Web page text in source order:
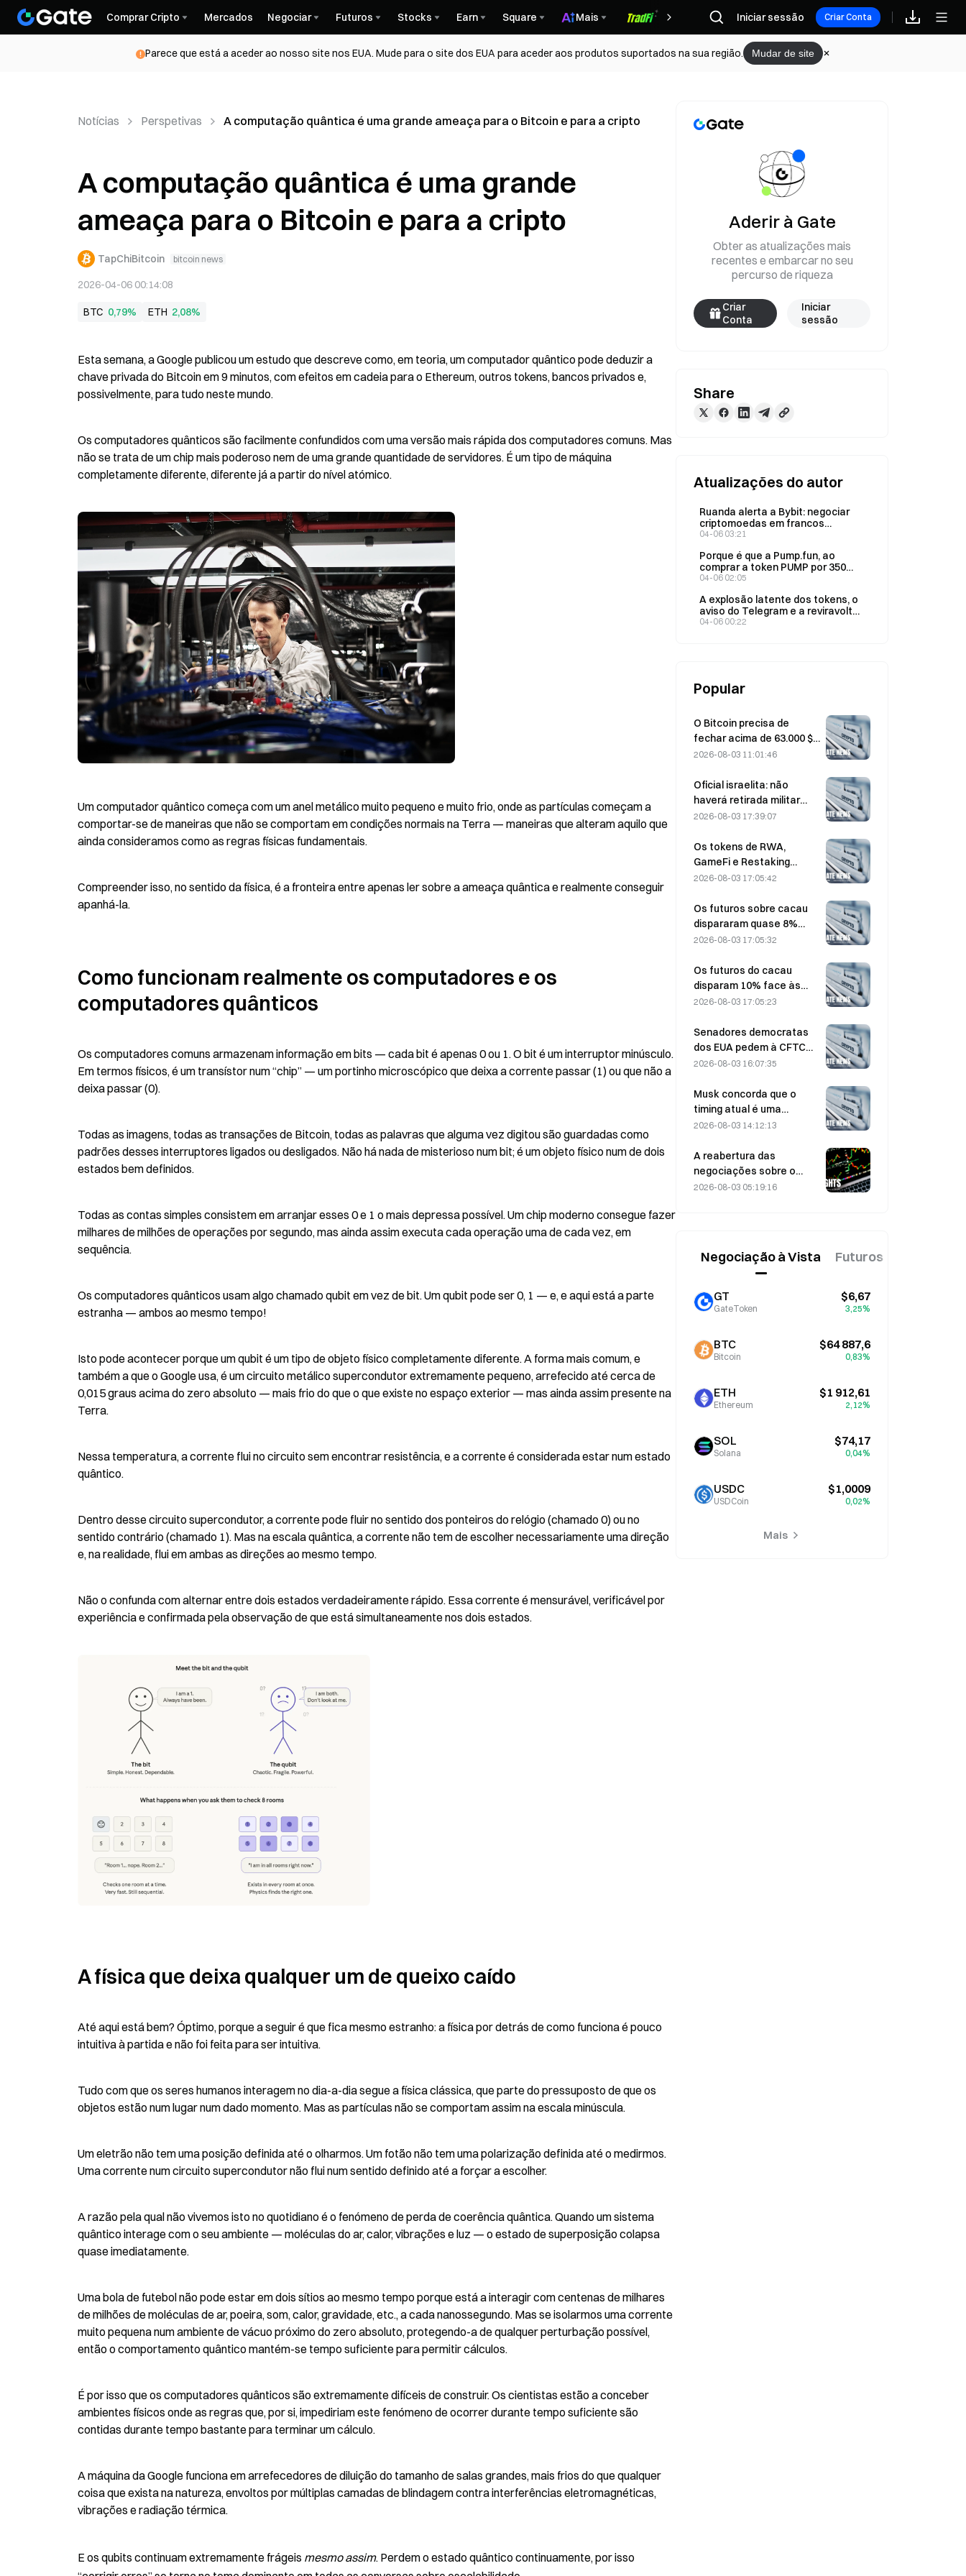
Comprar Cripto Mercados Negociar Futuros Stocks Earn Square Mais Recompensas
Iniciar sessão Criar Conta
Parece que está a aceder ao nosso site nos EUA. Mude para o site dos EUA para aceder aos produtos suportados na sua região. Mudar de site
Notícias Perspetivas A computação quântica é uma grande ameaça para o Bitcoin e para a cripto
A computação quântica é uma grande
ameaça para o Bitcoin e para a cripto
TapChiBitcoin bitcoin news
2026-04-06 00:14:08
BTC 0,79% ETH 2,08%
Esta semana, a Google publicou um estudo que descreve como, em teoria, um computador quântico pode deduzir a
chave privada do Bitcoin em 9 minutos, com efeitos em cadeia para o Ethereum, outros tokens, bancos privados e,
possivelmente, para tudo neste mundo.
Os computadores quânticos são facilmente confundidos com uma versão mais rápida dos computadores comuns. Mas
não se trata de um chip mais poderoso nem de uma grande quantidade de servidores. É um tipo de máquina
completamente diferente, diferente já a partir do nível atómico.
Um computador quântico começa com um anel metálico muito pequeno e muito frio, onde as partículas começam a
comportar-se de maneiras que não se comportam em condições normais na Terra — maneiras que alteram aquilo que
ainda consideramos como as regras físicas fundamentais.
Compreender isso, no sentido da física, é a fronteira entre apenas ler sobre a ameaça quântica e realmente conseguir
apanhá-la.
Como funcionam realmente os computadores e os
computadores quânticos
Os computadores comuns armazenam informação em bits — cada bit é apenas 0 ou 1. O bit é um interruptor minúsculo.
Em termos físicos, é um transístor num “chip” — um portinho microscópico que deixa a corrente passar (1) ou que não a
deixa passar (0).
Todas as imagens, todas as transações de Bitcoin, todas as palavras que alguma vez digitou são guardadas como
padrões desses interruptores ligados ou desligados. Não há nada de misterioso num bit; é um objeto físico num de dois
estados bem definidos.
Todas as contas simples consistem em arranjar esses 0 e 1 o mais depressa possível. Um chip moderno consegue fazer
milhares de milhões de operações por segundo, mas ainda assim executa cada operação uma de cada vez, em
sequência.
Os computadores quânticos usam algo chamado qubit em vez de bit. Um qubit pode ser 0, 1 — e, e aqui está a parte
estranha — ambos ao mesmo tempo!
Isto pode acontecer porque um qubit é um tipo de objeto físico completamente diferente. A forma mais comum, e
também a que o Google usa, é um circuito metálico supercondutor extremamente pequeno, arrefecido até cerca de
0,015 graus acima do zero absoluto — mais frio do que o que existe no espaço exterior — mas ainda assim presente na
Terra.
Nessa temperatura, a corrente flui no circuito sem encontrar resistência, e a corrente é considerada estar num estado
quântico.
Dentro desse circuito supercondutor, a corrente pode fluir no sentido dos ponteiros do relógio (chamado 0) ou no
sentido contrário (chamado 1). Mas na escala quântica, a corrente não tem de escolher necessariamente uma direção
e, na realidade, flui em ambas as direções ao mesmo tempo.
Não o confunda com alternar entre dois estados verdadeiramente rápido. Essa corrente é mensurável, verificável por
experiência e confirmada pela observação de que está simultaneamente nos dois estados.
A física que deixa qualquer um de queixo caído
Até aqui está bem? Óptimo, porque a seguir é que fica mesmo estranho: a física por detrás de como funciona é pouco
intuitiva à partida e não foi feita para ser intuitiva.
Tudo com que os seres humanos interagem no dia-a-dia segue a física clássica, que parte do pressuposto de que os
objetos estão num lugar num dado momento. Mas as partículas não se comportam assim na escala minúscula.
Um eletrão não tem uma posição definida até o olharmos. Um fotão não tem uma polarização definida até o medirmos.
Uma corrente num circuito supercondutor não flui num sentido definido até a forçar a escolher.
A razão pela qual não vivemos isto no quotidiano é o fenómeno de perda de coerência quântica. Quando um sistema
quântico interage com o seu ambiente — moléculas do ar, calor, vibrações e luz — o estado de superposição colapsa
quase imediatamente.
Uma bola de futebol não pode estar em dois sítios ao mesmo tempo porque está a interagir com centenas de milhares
de milhões de moléculas de ar, poeira, som, calor, gravidade, etc., a cada nanossegundo. Mas se isolarmos uma corrente
muito pequena num ambiente de vácuo próximo do zero absoluto, protegendo-a de qualquer perturbação possível,
então o comportamento quântico mantém-se tempo suficiente para permitir cálculos.
É por isso que os computadores quânticos são extremamente difíceis de construir. Os cientistas estão a conceber
ambientes físicos onde as regras que, por si, impediriam este fenómeno de ocorrer durante tempo suficiente são
contidas durante tempo bastante para terminar um cálculo.
A máquina da Google funciona em arrefecedores de diluição do tamanho de salas grandes, mais frios do que qualquer
coisa que exista na natureza, envoltos por múltiplas camadas de blindagem contra interferências eletromagnéticas,
vibrações e radiação térmica.
E os qubits continuam extremamente frágeis mesmo assim. Perdem o estado quântico continuamente, por isso
Aderir à Gate
Obter as atualizações mais
recentes e embarcar no seu
percurso de riqueza
Criar
Conta
Iniciar
sessão
Share
Atualizações do autor
Ruanda alerta a Bybit: negociar
criptomoedas em francos
continua a ser ilegal
04-06 03:21
Porque é que a Pump.fun, ao
comprar a token PUMP por 350
milhões de USD, continua a cair
04-06 02:05
A explosão latente dos tokens, o
aviso do Telegram e a reviravolta
do Irão
04-06 00:22
Popular
O Bitcoin precisa de
fechar acima de 63.000 $
em Agosto para confirmar
baixa; uma investigação
da 10x diz:
2026-08-03 11:01:46
Oficial israelita: não
haverá retirada militar
antes de o Hamas se
2026-08-03 17:39:07
Os tokens de RWA,
GameFi e Restaking
lideram o desempenho do
2026-08-03 17:05:42
Os futuros sobre cacau
dispararam quase 8%
intradiário na passada
de surpresa os
participantes do mercado
2026-08-03 17:05:32
Os futuros do cacau
disparam 10% face às
preocupações com a
dos 6.000 dólares por
tonelada
2026-08-03 17:05:23
Senadores democratas
dos EUA pedem à CFTC
que restrinja os produtos
com incêndios florestais
descontrolados durante a
época de incêndios mais
2026-08-03 16:07:35
Musk concorda que o
timing atual é uma
oportunidade de compra
agosto.
2026-08-03 14:12:13
A reabertura das
negociações sobre o
Estreito de Ormuz faz cair
um arrefecimento
temporário do mercado?
2026-08-03 05:19:16
Negociação à Vista Futuros
GT
GateToken
$6,67
3,25%
BTC
Bitcoin
$64 887,6
0,83%
ETH
Ethereum
$1 912,61
2,12%
SOL
Solana
$74,17
0,04%
USDC
USDCoin
$1,0009
0,02%
Mais